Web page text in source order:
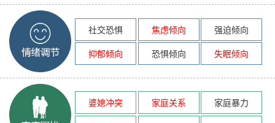
社交恐惧 焦虑倾向
强迫倾向
抑郁倾向
恐惧倾向 失眠倾向
婆媳冲突 家庭关系
家庭暴力